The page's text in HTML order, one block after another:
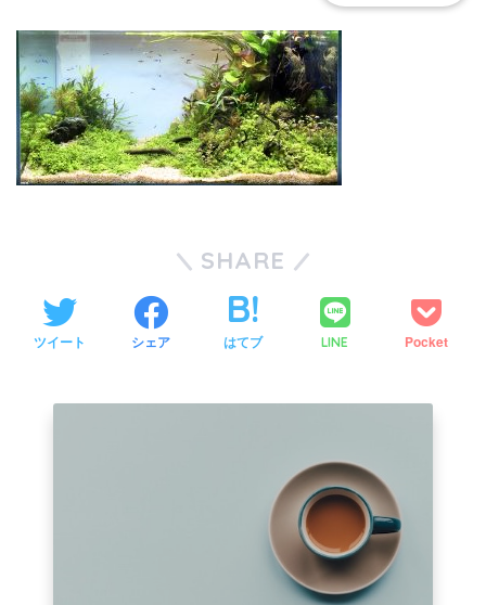
SHARE
ツイート シェア はてブ LINE Pocket